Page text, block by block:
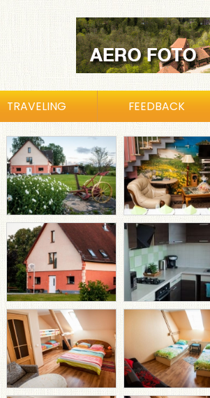
TRAVELING FEEDBACK